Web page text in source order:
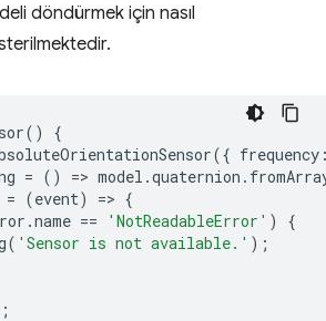
döndürmek için nasıl
()
{
({ frequency
= () => model .quaternion .
= (event) => {
.name == 'NotReadableError' )
{
( 'Sensor is not available.' );